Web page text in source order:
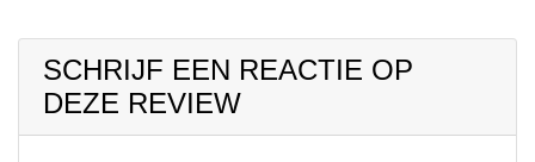
SCHRIJF EEN REACTIE OP
DEZE REVIEW